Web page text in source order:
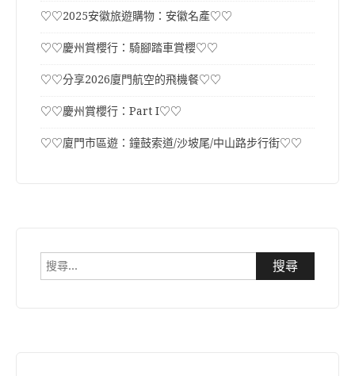
♡♡2025安徽旅遊購物：安徽名產♡♡
♡♡慶州賞櫻行：騎腳踏車賞櫻♡♡
♡♡分享2026廈門航空的飛機餐♡♡
♡♡慶州賞櫻行：Part I♡♡
♡♡廈門市區遊：鐘鼓索道/沙坡尾/中山路步行街♡♡
搜
尋